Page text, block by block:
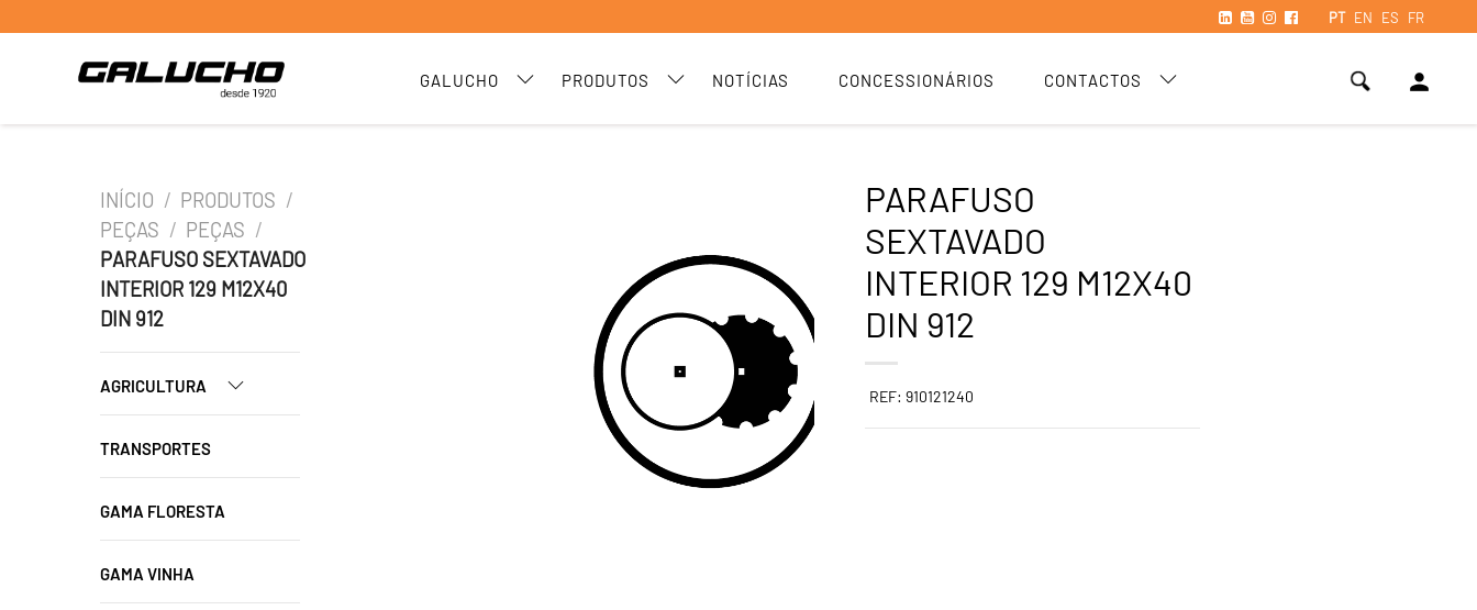
PT EN ES FR
GALUCHO PRODUTOS NOTÍCIAS CONCESSIONÁRIOS CONTACTOS person
INÍCIO / PRODUTOS /
PEÇAS / PEÇAS /
PARAFUSO SEXTAVADO
INTERIOR 129 M12X40
DIN 912
AGRICULTURA
TRANSPORTES
GAMA FLORESTA
GAMA VINHA
PARAFUSO
SEXTAVADO
INTERIOR 129 M12X40
DIN 912
REF: 910121240